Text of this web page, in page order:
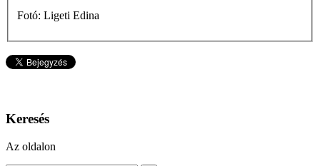
Fotó: Ligeti Edina
Keresés
Az oldalon